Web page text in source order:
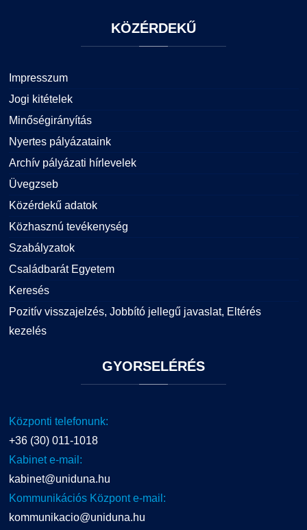
KÖZÉRDEKŰ
Impresszum
Jogi kitételek
Minőségirányítás
Nyertes pályázataink
Archív pályázati hírlevelek
Üvegzseb
Közérdekű adatok
Közhasznú tevékenység
Szabályzatok
Családbarát Egyetem
Keresés
Pozitív visszajelzés, Jobbító jellegű javaslat, Eltérés
kezelés
GYORSELÉRÉS
Központi telefonunk:
+36 (30) 011-1018
Kabinet e-mail:
kabinet@uniduna.hu
Kommunikációs Központ e-mail:
kommunikacio@uniduna.hu